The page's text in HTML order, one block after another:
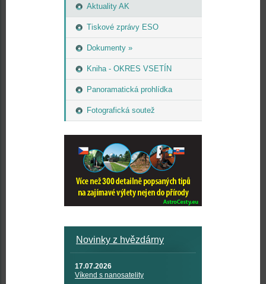
Aktuality AK
Tiskové zprávy ESO
Dokumenty »
Kniha - OKRES VSETÍN
Panoramatická prohlídka
Fotografická soutež
Novinky z hvězdárny
17.07.2026
Víkend s nanosatelity